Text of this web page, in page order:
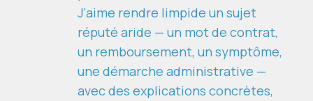
J'aime rendre limpide un sujet
réputé aride — un mot de contrat,
un remboursement, un symptôme,
une démarche administrative —
avec des explications concrètes,